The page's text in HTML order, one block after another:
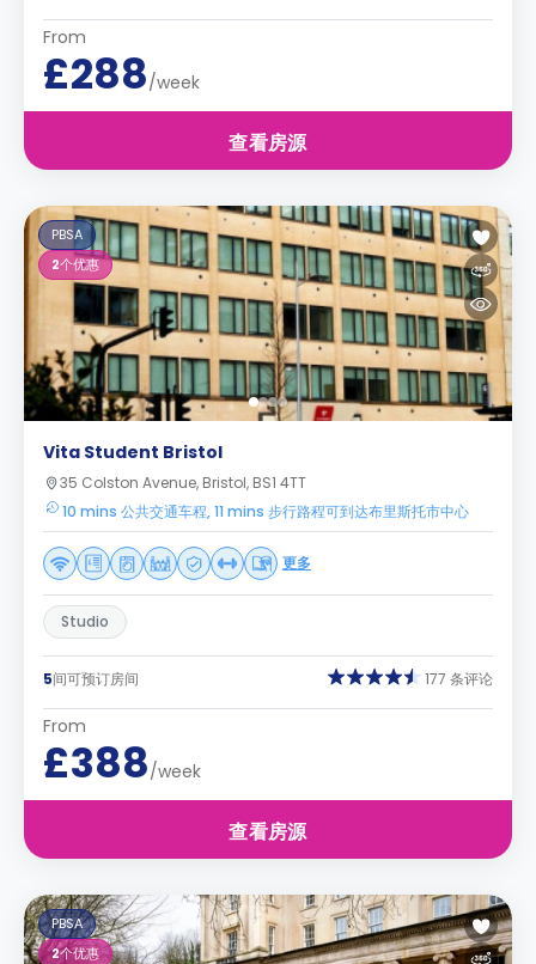
From
£288/week
查看房源
PBSA
2个优惠
Vita Student Bristol
35 Colston Avenue, Bristol, BS1 4TT
10 mins 公共交通车程, 11 mins 步行路程可到达布里斯托市中心
更多
Studio
5间可预订房间 177 条评论
From
£388/week
查看房源
PBSA
2个优惠